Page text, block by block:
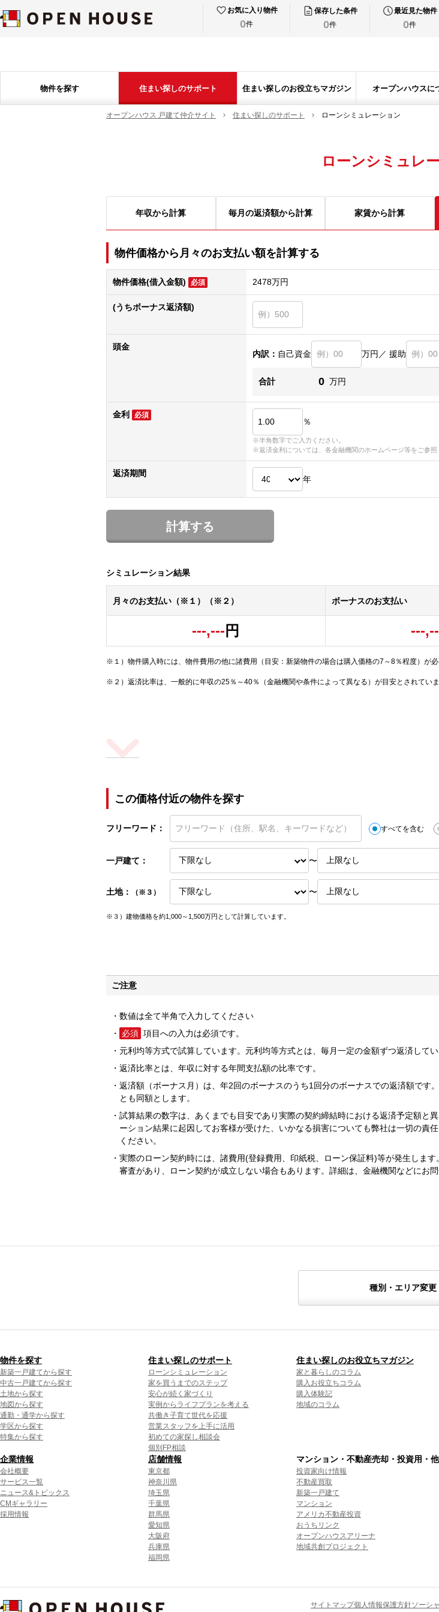
お気に入り物件
0件
保存した条件
0件
最近見た物件
0件
物件を探す 住まい探しのサポート 住まい探しのお役立ちマガジン オープンハウスに
オープンハウス 戸建て仲介サイト 住まい探しのサポート ローンシミュレーション
ローンシミュレ
年収から計算 毎月の返済額から計算 家賃から計算
物件価格から月々のお支払い額を計算する
物件価格(借入金額) 必須 2478万円
(うちボーナス返済額)
頭金
内訳： 自己資金 万円／ 援助
合計 0 万円
金利 必須
％
※半角数字でご入力ください。
※返済金利については、各金融機関のホームページ等をご参照
返済期間
年
計算する
シミュレーション結果
月々のお支払い（※１）（※２）
---,--- 円
ボーナスのお支払い
---
※１）物件購入時には、物件費用の他に諸費用（目安：新築物件の場合は購入価格の7～8％程度）が必
※２）返済比率は、一般的に年収の25％～40％（金融機関や条件によって異なる）が目安とされていま
この価格付近の物件を探す
フリーワード： すべてを含む
一戸建て： 〜
土地： （※３） 〜
※３）建物価格を約1,000～1,500万円として計算しています。
ご注意
数値は全て半角で入力してください
必須 項目への入力は必須です。
元利均等方式で試算しています。元利均等方式とは、毎月一定の金額ずつ返済してい
返済比率とは、年収に対する年間支払額の比率です。
返済額（ボーナス月）は、年2回のボーナスのうち1回分のボーナスでの返済額です
とも同額とします。
試算結果の数字は、あくまでも目安であり実際の契約締結時における返済予定額と
ーション結果に起因してお客様が受けた、いかなる損害についても弊社は一切の責
ください。
実際のローン契約時には、諸費用(登録費用、印紙税、ローン保証料)等が発生しま
審査があり、ローン契約が成立しない場合もあります。詳細は、金融機関などにお問
種別・エリア変更
物件を探す
新築一戸建てから探す
中古一戸建てから探す
土地から探す
地図から探す
通勤・通学から探す
学区から探す
特集から探す
住まい探しのサポート
ローンシミュレーション
家を買うまでのステップ
安心が続く家づくり
実例からライフプランを考える
共働き子育て世代を応援
営業スタッフを上手に活用
初めての家探し相談会
個別FP相談
住まい探しのお役立ちマガジン
家と暮らしのコラム
購入お役立ちコラム
購入体験記
地域のコラム
企業情報
会社概要
サービス一覧
ニュース&トピックス
CMギャラリー
採用情報
店舗情報
東京都
神奈川県
埼玉県
千葉県
群馬県
愛知県
大阪府
兵庫県
福岡県
マンション・不動産売却・投資用・他
投資家向け情報
不動産買取
新築一戸建て
マンション
アメリカ不動産投資
おうちリンク
オープンハウスアリーナ
地域共創プロジェクト
サイトマップ個人情報保護方針ソーシ